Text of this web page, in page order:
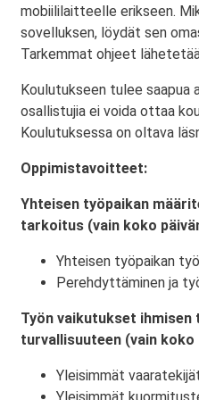
mobiililaitteelle erikseen.
sovelluksen, löydät sen
Tarkemmat ohjeet
Koulutukseen tulee saapua
osallistujia ei voida ottaa
Koulutuksessa on oltava
Oppimistavoitteet:
Yhteisen työpaikan
tarkoitus (vain koko
Yhteisen työpaikan
Perehdyttäminen ja
Työn vaikutukset ihmisen
turvallisuuteen (vain
Yleisimmät